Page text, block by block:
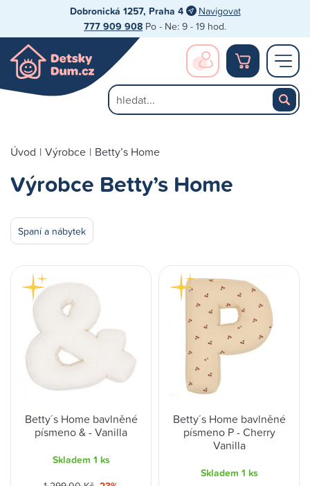
Dobronická 1257, Praha 4 Navigovat
777 909 908 Po - Ne: 9 - 19 hod.
Úvod | Výrobce | Betty’s Home
Výrobce Betty’s Home
Spaní a nábytek
Betty´s Home bavlněné
písmeno & - Vanilla
Skladem 1 ks
Betty´s Home bavlněné
písmeno P - Cherry
Vanilla
Skladem 1 ks